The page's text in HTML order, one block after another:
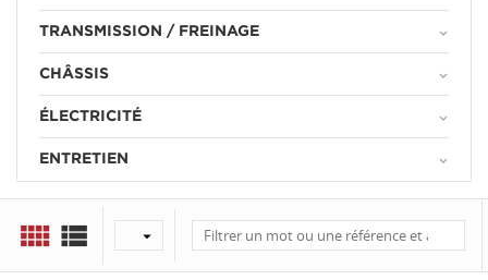
TRANSMISSION / FREINAGE keyboard_arrow_down
CHÂSSIS keyboard_arrow_down
ÉLECTRICITÉ keyboard_arrow_down
ENTRETIEN keyboard_arrow_down
  